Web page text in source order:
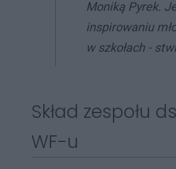
Moniką Pyrek.
inspirowaniu
w szkołach -
Skład zespołu
WF-u